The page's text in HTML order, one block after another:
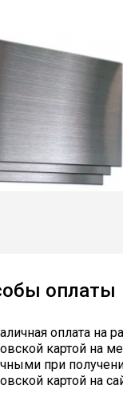
оплаты
оплата на
картой на
при
картой на